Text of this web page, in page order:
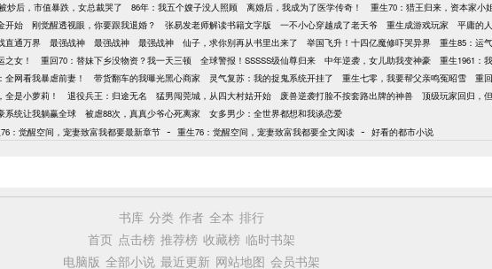
炒后，市值暴跌，女总裁哭了 86年：我五个嫂子没人照顾 离婚后，我成为了医学传奇！ 重生70：猎王归来，资本家小
开始 刚觉醒透视眼，你要跟我退婚？ 张易发老师解读书籍文字版 一不小心穿越成了老天爷 重生成游戏玩家 平庸的
直通万界 最强战神 最强战神 最强战神 仙子，求你别再从书里出来了 举国飞升！十四亿魔修吓哭异界 重生85：运
之女！ 重回70：替妹下乡没物资？我一天三顿 全球警报！SSSSS级仙尊归来 中年逆袭，女儿助我变神豪 重生1961：
全网看我暴虐前妻！ 带货翻车的我曝光黑心商家 灵气复苏：我的捉鬼系统开挂了 重生七零，我要帮父亲鸣冤昭雪 重
全是小萝莉！ 退役兵王：归途无名 猛男闯莞城，从四大村姑开始 废兽逆袭打脸不按套路出牌的神兽 顶级玩家回归，
系统让我躺赢全球 被虐88次，真真少爷心死离家
女多男少：全世界都想和我谈恋爱
：觉醒空间，宠妻致富我都要最新章节 - 重生76：觉醒空间，宠妻致富我都要全文阅读 - 好看的都市小说
书库 分类 作者 全本 排行
首页 点击榜 推荐榜 收藏榜 临时书架
电脑版 全部小说 最近更新 网站地图 会员书架